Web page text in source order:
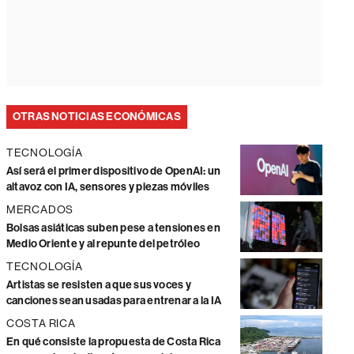
OTRAS NOTICIAS ECONÓMICAS
TECNOLOGÍA
Así será el primer dispositivo de OpenAI: un
altavoz con IA, sensores y piezas móviles
MERCADOS
Bolsas asiáticas suben pese a tensiones en
Medio Oriente y al repunte del petróleo
TECNOLOGÍA
Artistas se resisten a que sus voces y
canciones sean usadas para entrenar a la IA
COSTA RICA
En qué consiste la propuesta de Costa Rica